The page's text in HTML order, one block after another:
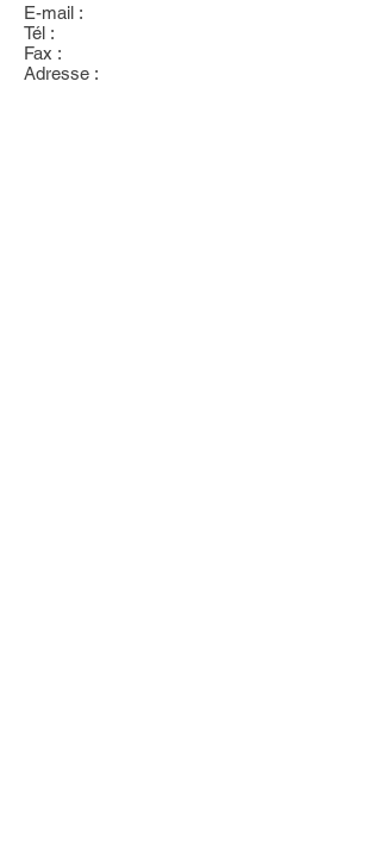
E-mail :
Tél :
Fax :
Adresse :